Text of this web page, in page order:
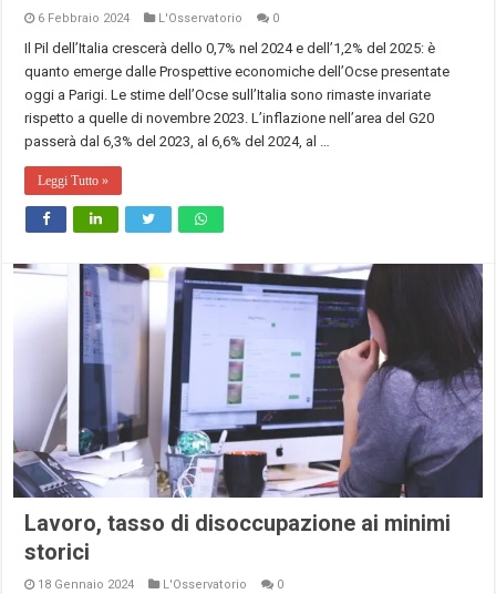
6 Febbraio 2024 L'Osservatorio 0
Il Pil dell’Italia crescerà dello 0,7% nel 2024 e dell’1,2% del 2025: è
quanto emerge dalle Prospettive economiche dell’Ocse presentate
oggi a Parigi. Le stime dell’Ocse sull’Italia sono rimaste invariate
rispetto a quelle di novembre 2023. L’inflazione nell’area del G20
passerà dal 6,3% del 2023, al 6,6% del 2024, al …
Leggi Tutto »
Lavoro, tasso di disoccupazione ai minimi
storici
18 Gennaio 2024 L'Osservatorio 0